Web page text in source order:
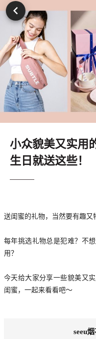
小众貌美又实用
生日就送这些！
送闺蜜的礼物，当然要有趣又
每年挑选礼物总是犯难？不
用？
今天给大家分享一些貌美又
闺蜜，一起来看看吧～
seeu